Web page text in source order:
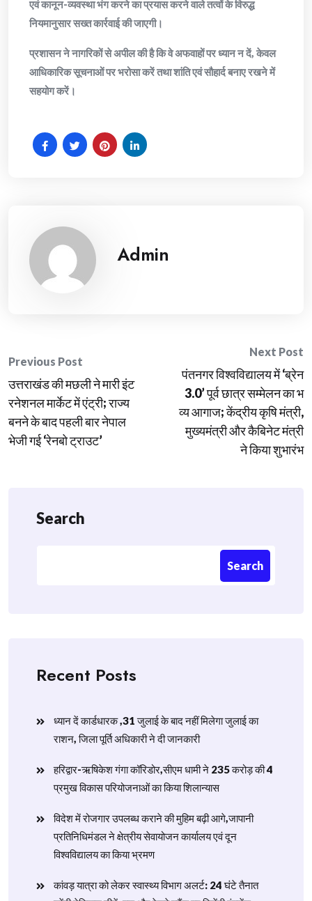
एवं कानून-व्यवस्था भंग करने का प्रयास करने वाले तत्वों के विरुद्ध
नियमानुसार सख्त कार्रवाई की जाएगी।
प्रशासन ने नागरिकों से अपील की है कि वे अफवाहों पर ध्यान न दें, केवल
आधिकारिक सूचनाओं पर भरोसा करें तथा शांति एवं सौहार्द बनाए रखने में
सहयोग करें।
Admin
Post
navigation
Previous Post
उत्तराखंड की मछली ने मारी इंट
रनेशनल मार्केट में एंट्री; राज्य
बनने के बाद पहली बार नेपाल
भेजी गई ‘रेनबो ट्राउट’
Next Post
​पंतनगर विश्वविद्यालय में ‘ब्रेन
3.0’ पूर्व छात्र सम्मेलन का भ
व्य आगाज; केंद्रीय कृषि मंत्री,
मुख्यमंत्री और कैबिनेट मंत्री
ने किया शुभारंभ
Search
Search
Recent Posts
ध्यान दें कार्डधारक ,31 जुलाई के बाद नहीं मिलेगा जुलाई का
राशन, जिला पूर्ति अधिकारी ने दी जानकारी
हरिद्वार-ऋषिकेश गंगा कॉरिडोर,सीएम धामी ने 235 करोड़ की 4
प्रमुख विकास परियोजनाओं का किया शिलान्यास
विदेश में रोजगार उपलब्ध कराने की मुहिम बढ़ी आगे,जापानी
प्रतिनिधिमंडल ने क्षेत्रीय सेवायोजन कार्यालय एवं दून
विश्वविद्यालय का किया भ्रमण
​कांवड़ यात्रा को लेकर स्वास्थ्य विभाग अलर्ट: 24 घंटे तैनात